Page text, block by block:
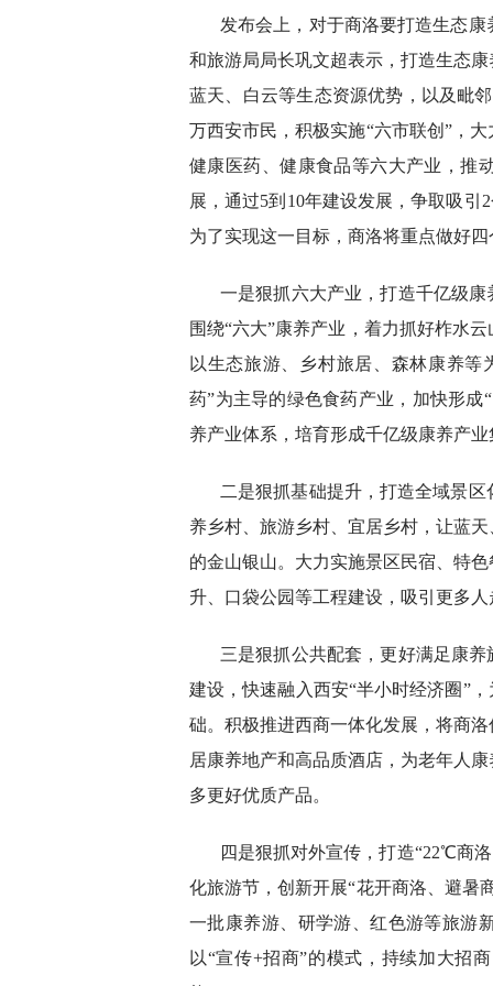
发布会上，对于商洛要打造生态
和旅游局局长巩文超表示，打造生态
蓝天、白云等生态资源优势，以及毗
万西安市民，积极实施“六市联创”，
健康医药、健康食品等六大产业，推
展，通过5到10年建设发展，争取吸引
为了实现这一目标，商洛将重点做好
一是狠抓六大产业，打造千亿级
围绕“六大”康养产业，着力抓好柞水
以生态旅游、乡村旅居、森林康养等
药”为主导的绿色食药产业，加快形
养产业体系，培育形成千亿级康养产业
二是狠抓基础提升，打造全域景
养乡村、旅游乡村、宜居乡村，让蓝
的金山银山。大力实施景区民宿、特
升、口袋公园等工程建设，吸引更多
三是狠抓公共配套，更好满足康
建设，快速融入西安“半小时经济圈”
础。积极推进西商一体化发展，将商
居康养地产和高品质酒店，为老年人
多更好优质产品。
四是狠抓对外宣传，打造“22℃商
化旅游节，创新开展“花开商洛、避暑
一批康养游、研学游、红色游等旅游
以“宣传+招商”的模式，持续加大招